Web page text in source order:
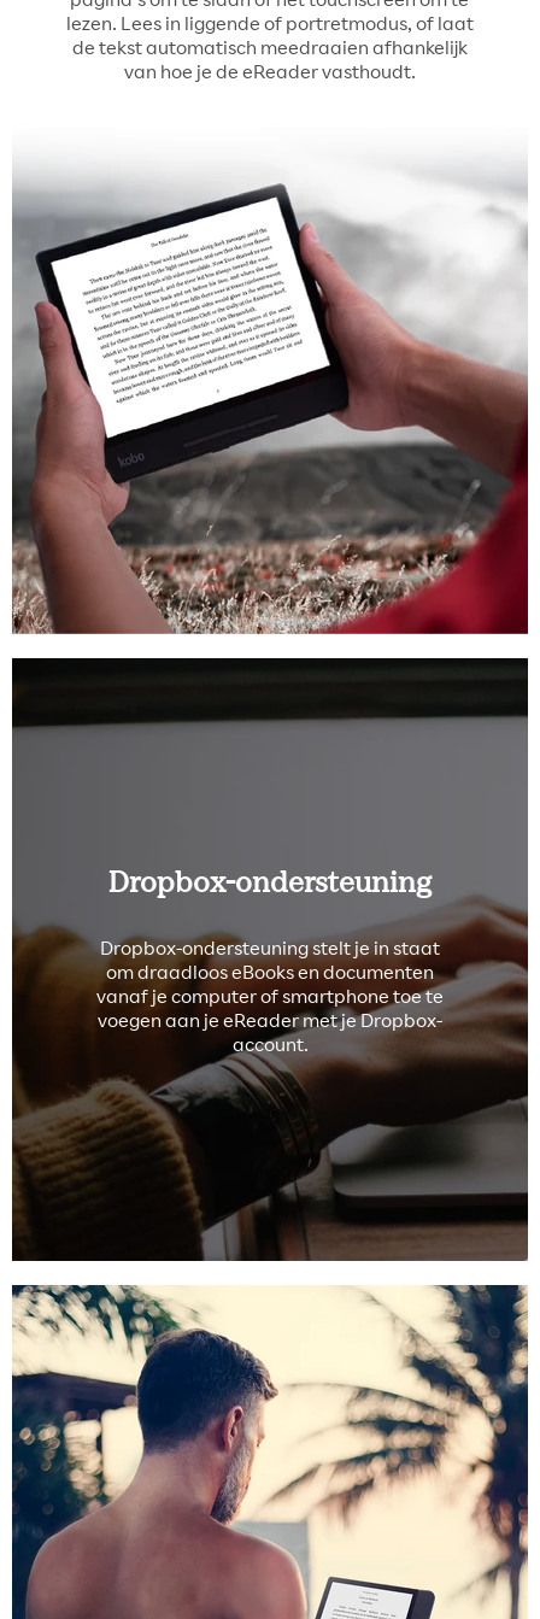
lezen. Lees in liggende of portretmodus, of laat
de tekst automatisch meedraaien afhankelijk
van hoe je de eReader vasthoudt.
Dropbox-ondersteuning
Dropbox-ondersteuning stelt je in staat
om draadloos eBooks en documenten
vanaf je computer of smartphone toe te
voegen aan je eReader met je Dropbox-
account.